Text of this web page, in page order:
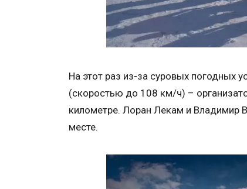
На этот раз из-за суровых погодных
(скоростью до 108 км/ч) –
километре. Лоран Лекам и Владимир
месте.